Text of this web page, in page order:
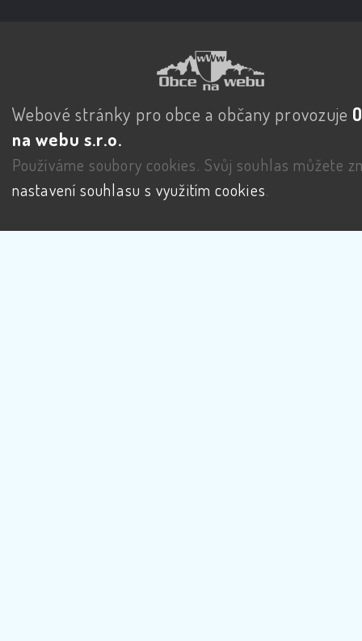
Webové stránky pro obce a občany provozuje
na webu s.r.o.
Používáme soubory cookies. Svůj souhlas můžete
nastavení souhlasu s využitím cookies.